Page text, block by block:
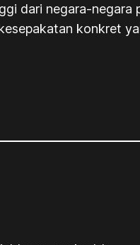
dari negara-
konkret